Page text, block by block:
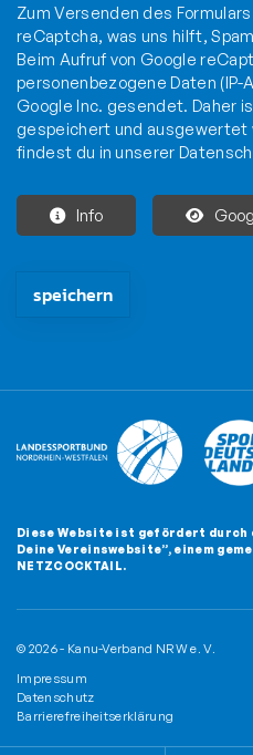
Zum Versenden des
reCaptcha, was uns hilft,
Beim Aufruf von Google
personenbezogene Daten
Google Inc. gesendet. Daher
gespeichert und ausgewertet
findest du in unserer
Info
Diese Website ist gefördert durch
Deine Vereinswebsite”, einem
NETZCOCKTAIL.
© 2026 - Kanu-Verband NRW e. V.
Impressum
Datenschutz
Barrierefreiheitserklärung